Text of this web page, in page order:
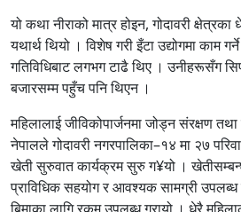
यो कथा नीराको मात्र होइन, गोदावरी
यथार्थ थियो । विशेष गरी इँटा उद्योगमा काम
गतिविधिबाट लगभग टाढै थिए । उनीहरूसँग
बजारसम्म पहुँच पनि थिएन ।
महिलालाई जीविकोपार्जनमा जोड्न संरक्षण
नेपालले गोदावरी नगरपालिका–१४ मा २७
खेती सुरुवात कार्यक्रम सुरु ग¥यो ।
प्राविधिक सहयोग र आवश्यक सामग्री उपलब्ध